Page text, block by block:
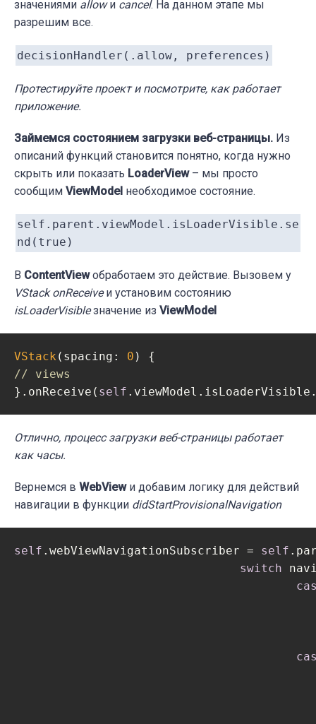
значениями allowи cancel. На данном этапе мы
разрешим все.
decisionHandler(.allow, preferences)
Протестируйте проект и посмотрите, как работает
приложение.
Займемся состоянием загрузки веб-страницы. Из
описаний функций становится понятно, когда нужно
скрыть или показать LoaderView– мы просто
сообщим ViewModel необходимое состояние.
self.parent.viewModel.isLoaderVisible.se
nd(true)
В ContentViewобработаем это действие. Вызовем у
VStack onReceiveи установим состоянию
isLoaderVisibleзначение из ViewModel
VStack (spacing: 0
// views
}.onReceive( self
Отлично, процесс загрузки веб-страницы работает
как часы.
Вернемся в WebViewи добавим логику для действий
навигации в функции didStartProvisionalNavigation
self .webViewNavigationSubscriber = self
switch